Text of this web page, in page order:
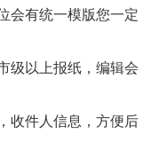
会有统一模版您一定
级以上报纸，编辑会
收件人信息，方便后